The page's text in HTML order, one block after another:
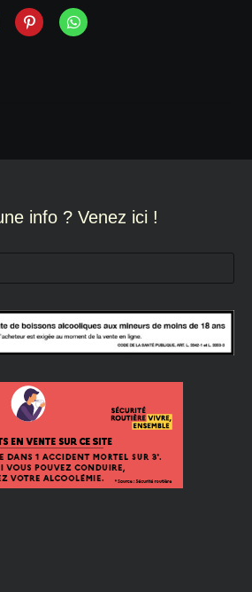
info ? Venez ici !